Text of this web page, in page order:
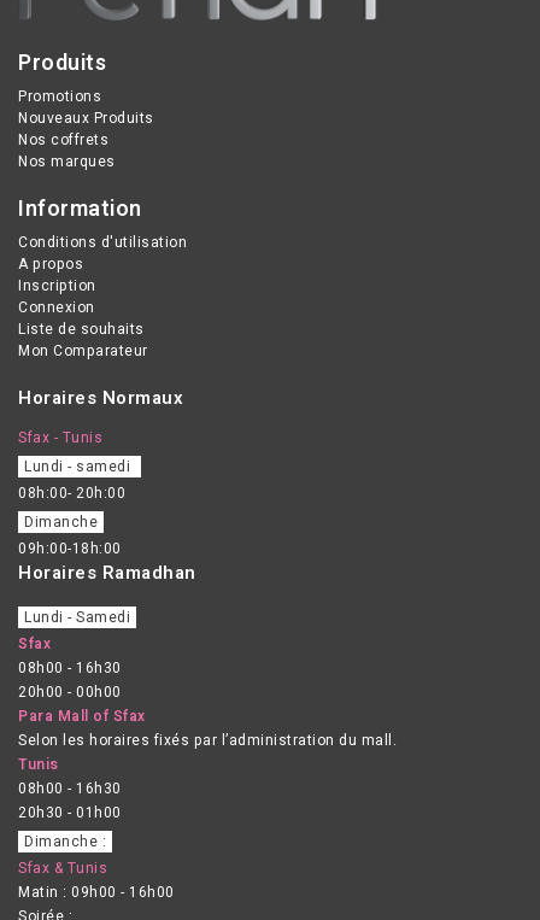
Produits
Promotions
Nouveaux Produits
Nos coffrets
Nos marques
Information
Conditions d'utilisation
A propos
Inscription
Connexion
Liste de souhaits
Mon Comparateur
Horaires Normaux
Sfax - Tunis
Lundi - samedi
08h:00- 20h:00
Dimanche
09h:00-18h:00
Horaires Ramadhan
Lundi - Samedi
Sfax
08h00 - 16h30
20h00 - 00h00
Para Mall of Sfax
Selon les horaires fixés par l’administration du mall.
Tunis
08h00 - 16h30
20h30 - 01h00
Dimanche :
Sfax & Tunis
Matin : 09h00 - 16h00